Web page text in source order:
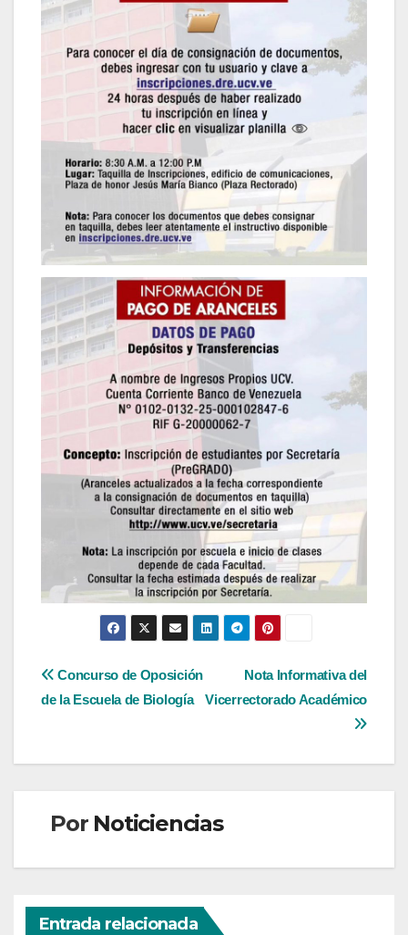
Navegación
entradas
Nota Informativa del
Vicerrectorado Académico
Concurso de Oposición
de la Escuela de Biología
Por Noticiencias
Entrada relacionada